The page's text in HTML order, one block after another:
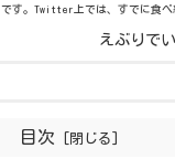
です。Twitter上では、すでに食べ
す。パッケージを開封した途端、
えぶりで
目次